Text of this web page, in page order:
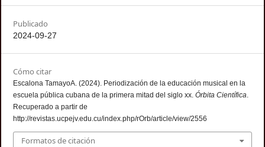
Publicado
2024-09-27
Cómo citar
Escalona TamayoA. (2024). Periodización de la educación musical en la
escuela pública cubana de la primera mitad del siglo xx. Órbita Científica.
Recuperado a partir de
http://revistas.ucpejv.edu.cu/index.php/rOrb/article/view/2556
Formatos de citación